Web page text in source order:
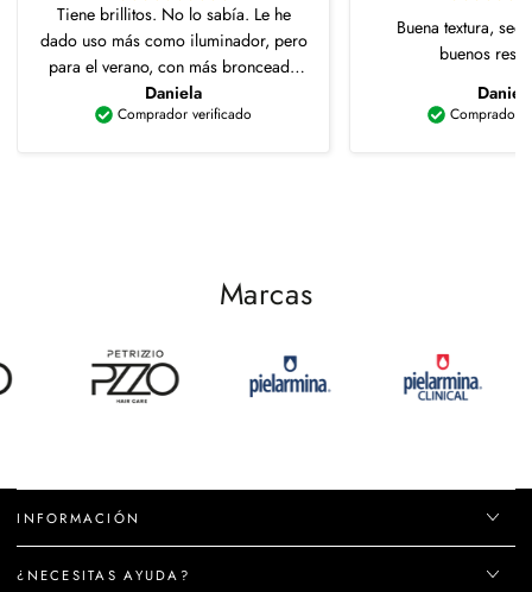
Daniela
Comprador verificado
Tiene brillitos. No lo sabía. Le he
dado uso más como iluminador, pero
para el verano, con más bronceado
queda perfecto.
Comprador
Buena textura,
buenos
Marcas
INFORMACIÓN
¿NECESITAS AYUDA?